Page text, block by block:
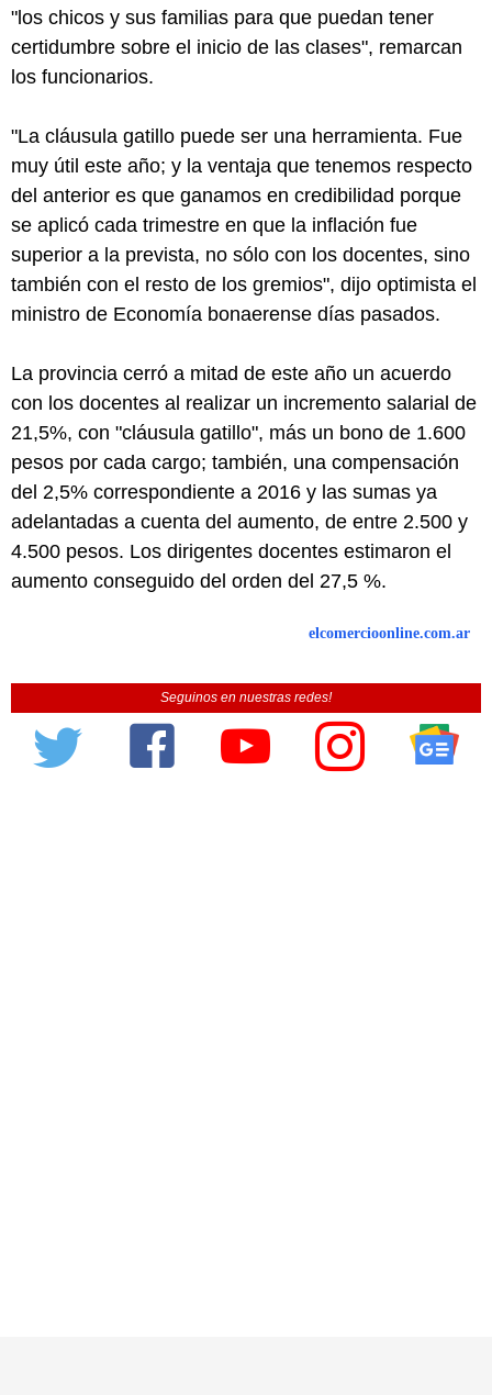
"los chicos y sus familias para que puedan tener
certidumbre sobre el inicio de las clases", remarcan
los funcionarios.
"La cláusula gatillo puede ser una herramienta. Fue
muy útil este año; y la ventaja que tenemos respecto
del anterior es que ganamos en credibilidad porque
se aplicó cada trimestre en que la inflación fue
superior a la prevista, no sólo con los docentes, sino
también con el resto de los gremios", dijo optimista el
ministro de Economía bonaerense días pasados.
La provincia cerró a mitad de este año un acuerdo
con los docentes al realizar un incremento salarial de
21,5%, con "cláusula gatillo", más un bono de 1.600
pesos por cada cargo; también, una compensación
del 2,5% correspondiente a 2016 y las sumas ya
adelantadas a cuenta del aumento, de entre 2.500 y
4.500 pesos. Los dirigentes docentes estimaron el
aumento conseguido del orden del 27,5 %.
elcomercioonline.com.ar
Seguinos en nuestras redes!